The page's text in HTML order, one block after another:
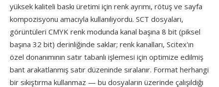
yüksek kaliteli baskı üretimi için renk ayrımı, rötuş ve sayfa
kompozisyonu amacıyla kullanılıyordu. SCT dosyaları,
görüntüleri CMYK renk modunda kanal başına 8 bit (piksel
başına 32 bit) derinliğinde saklar; renk kanalları, Scitex'ın
özel donanımının satır tabanlı işlemesi için optimize edilmiş
bant arakatlanmış satır düzeninde sıralanır. Format herhangi
bir sıkıştırma kullanmaz — bu dosyaların üzerinde çalışıldığı